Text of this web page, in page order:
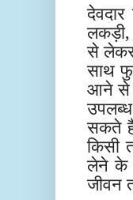
से
साथ
आने से
सकते
किसी
लेने के
जीवन